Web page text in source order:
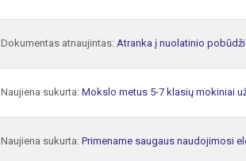
Dokumentas atnaujintas: Atranka į nuolatinio
Naujiena sukurta: Mokslo metus 5-7 klasių mokiniai
Naujiena sukurta: Primename saugaus naudojimosi